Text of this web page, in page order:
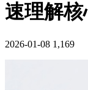
速理解
2026-01-08 1,169